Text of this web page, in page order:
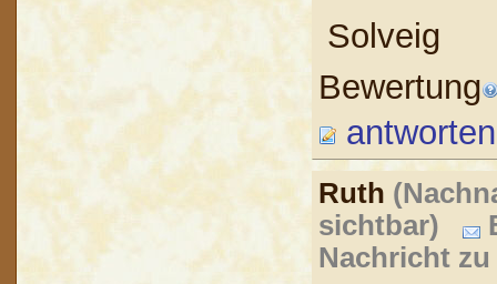
Solveig
Bewertung
antworten
Ruth
sichtbar)
Nachricht